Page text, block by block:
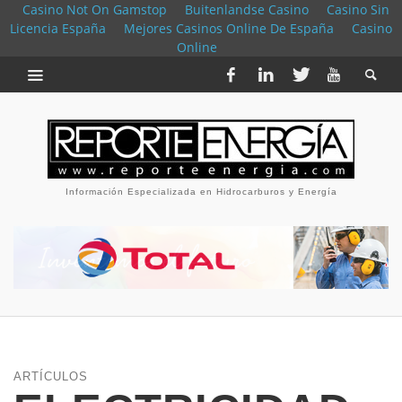
Casino Not On Gamstop Buitenlandse Casino
Casino Sin
Licencia España
Mejores Casinos Online De España
Casino
Online
Información Especializada en Hidrocarburos y Energía
ARTÍCULOS